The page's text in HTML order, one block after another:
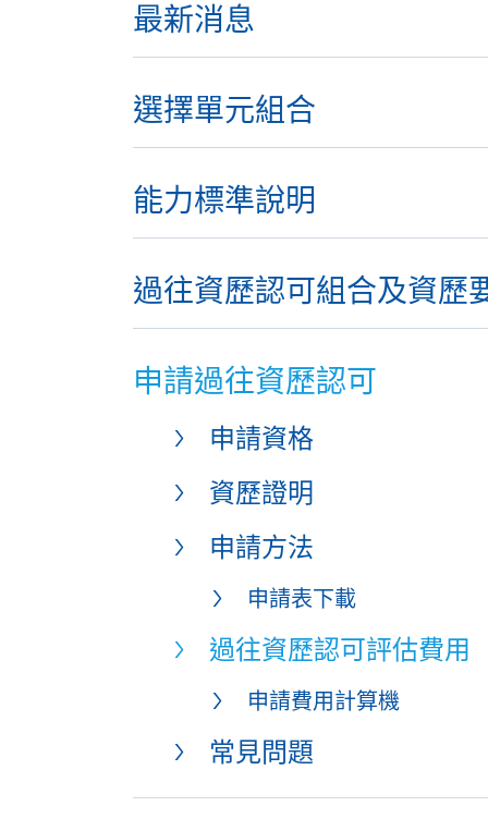
最新消息
選擇單元組合
能力標準說明
過往資歷認可組合及資歷
申請過往資歷認可
申請資格
資歷證明
申請方法
申請表下載
過往資歷認可評估費用
申請費用計算機
常見問題